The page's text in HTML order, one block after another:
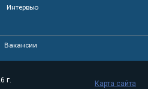
Интервью
Вакансии
г.
Карта сайта